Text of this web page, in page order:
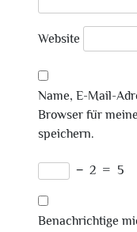
Website
Name, E-Mail-
Browser für
speichern.
− 2 = 5
Benachrichtige